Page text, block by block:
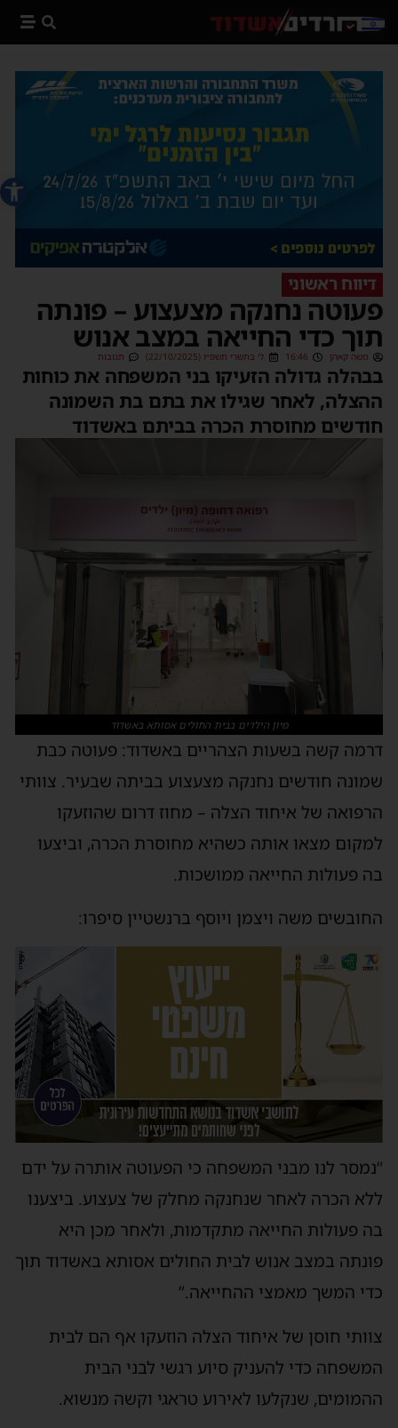
פתח
דיווח ראשוני
פעוטה נחנקה מצעצוע – פונתה
תוך כדי החייאה במצב אנוש
משה קאהן 16:46 ל׳ בתשרי תשפ״ו (22/10/2025) תגובות
בבהלה גדולה הזעיקו בני המשפחה את כוחות
ההצלה, לאחר שגילו את בתם בת השמונה
חודשים מחוסרת הכרה בביתם באשדוד
מיון הילדים בבית החולים אסותא באשדוד
דרמה קשה בשעות הצהריים באשדוד: פעוטה כבת
שמונה חודשים נחנקה מצעצוע בביתה שבעיר. צוותי
הרפואה של איחוד הצלה – מחוז דרום שהוזעקו
למקום מצאו אותה כשהיא מחוסרת הכרה, וביצעו
בה פעולות החייאה ממושכות.
החובשים משה ויצמן ויוסף ברנשטיין סיפרו:
“נמסר לנו מבני המשפחה כי הפעוטה אותרה על ידם
ללא הכרה לאחר שנחנקה מחלק של צעצוע. ביצענו
בה פעולות החייאה מתקדמות, ולאחר מכן היא
פונתה במצב אנוש לבית החולים אסותא באשדוד תוך
כדי המשך מאמצי ההחייאה.”
צוותי חוסן של איחוד הצלה הוזעקו אף הם לבית
המשפחה כדי להעניק סיוע רגשי לבני הבית
ההמומים, שנקלעו לאירוע טראגי וקשה מנשוא.